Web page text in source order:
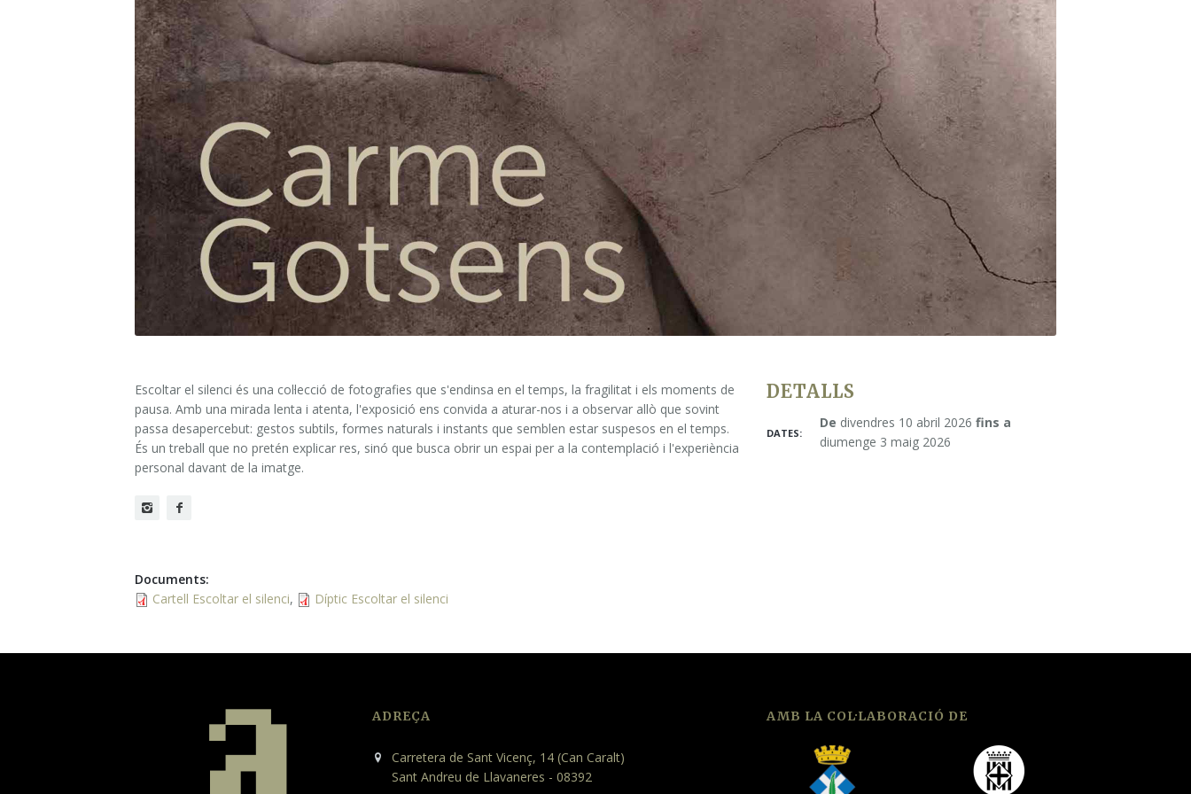
Informació i horaris
Com arribar-hi
Escoltar el silenci és una col·lecció de fotografies que s'endinsa en el temps, la fragilitat i els moments de
pausa. Amb una mirada lenta i atenta, l'exposició ens convida a aturar-nos i a observar allò que sovint
passa desapercebut: gestos subtils, formes naturals i instants que semblen estar suspesos en el temps.
És un treball que no pretén explicar res, sinó que busca obrir un espai per a la contemplació i l'experiència
personal davant de la imatge.
DETALLS
DATES:
De divendres 10 abril 2026 fins a
diumenge 3 maig 2026
Documents:
Cartell Escoltar el silenci, Díptic Escoltar el silenci
ADREÇA
Carretera de Sant Vicenç, 14 (Can Caralt)
Sant Andreu de Llavaneres - 08392
AMB LA COL·LABORACIÓ DE